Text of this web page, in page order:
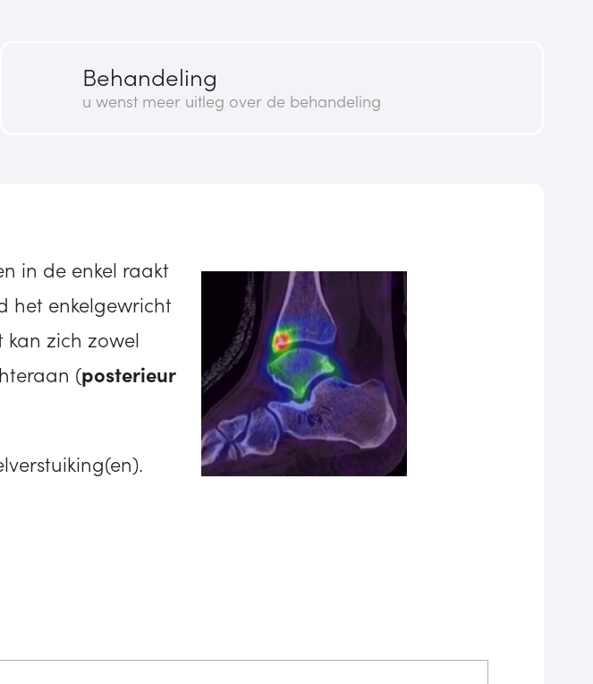
Behandeling
u wenst meer uitleg over de behandeling
in de enkel raakt
het enkelgewricht
zich zowel
(posterieur